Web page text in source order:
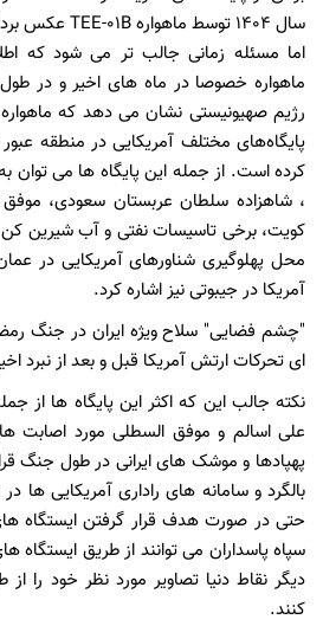
سال ۱۴۰۴ توسط ماهواره TEE-۰۱B عکس برداری شده است
اما مسئله زمانی جالب تر می شود که
ماهواره خصوصا در ماه های اخیر و در طول
رژیم صهیونیستی نشان می دهد که
پایگاه‌های مختلف آمریکایی در منطقه عبور
کرده است. از جمله این پایگاه ها می توان به
، شاهزاده سلطان عربستان سعودی،
کویت، برخی تاسیسات نفتی و آب شیرین کن
محل پهلوگیری شناورهای آمریکایی در
آمریکا در جیبوتی نیز اشاره کرد.
"چشم فضایی" سلاح ویژه ایران در جنگ
ای تحرکات ارتش آمریکا قبل و بعد از نبرد
نکته جالب این که اکثر این پایگاه ها از
علی اسالم و موفق السطلی مورد اصابت
پهپادها و موشک های ایرانی در طول جنگ
بالگرد و سامانه های راداری آمریکایی ها
حتی در صورت هدف قرار گرفتن ایستگاه
سپاه پاسداران می توانند از طریق ایستگاه
دیگر نقاط دنیا تصاویر مورد نظر خود را
کنند.